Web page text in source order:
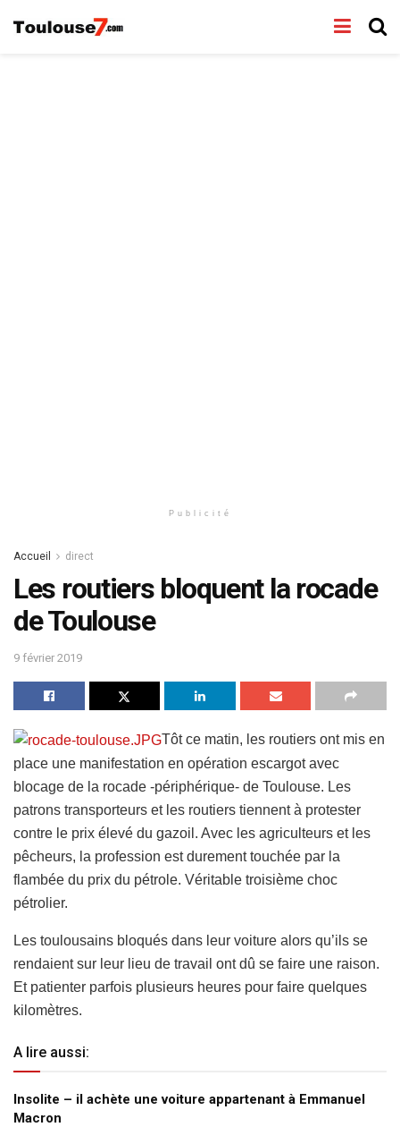
Publicité
Accueil direct
Les routiers bloquent la rocade
de Toulouse
9 février 2019
Tôt ce matin, les routiers ont mis en
place une manifestation en opération escargot avec
blocage de la rocade -périphérique- de Toulouse. Les
patrons transporteurs et les routiers tiennent à protester
contre le prix élevé du gazoil. Avec les agriculteurs et les
pêcheurs, la profession est durement touchée par la
flambée du prix du pétrole. Véritable troisième choc
pétrolier.
Les toulousains bloqués dans leur voiture alors qu’ils se
rendaient sur leur lieu de travail ont dû se faire une raison.
Et patienter parfois plusieurs heures pour faire quelques
kilomètres.
A lire aussi:
Insolite – il achète une voiture appartenant à Emmanuel
Macron